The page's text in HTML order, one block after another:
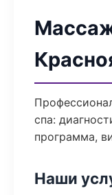
спа:
программа,
Наши